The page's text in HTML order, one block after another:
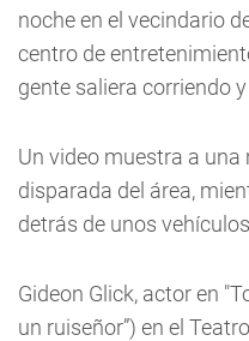
noche en el vecindario
centro de
gente saliera corriendo
Un video muestra a
disparada del área,
detrás de unos
Gideon Glick, actor en
un ruiseñor”) en el